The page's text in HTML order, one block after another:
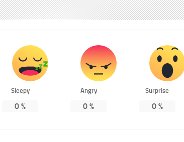
Sleepy
0 %
Angry
0 %
Surprise
0%